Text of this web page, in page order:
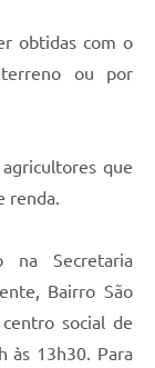
obtidas com o
terreno ou por
que
renda.
na Secretaria
Bairro São
social de
às 13h30. Para